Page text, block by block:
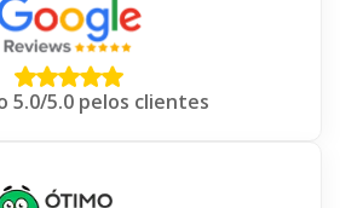
5.0/5.0 pelos clientes